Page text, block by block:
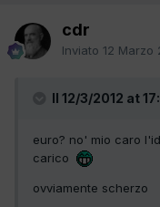
cdr
Inviato 12 Marzo
Il 12/3/2012 at
euro? no' mio caro
carico
ovviamente scherzo